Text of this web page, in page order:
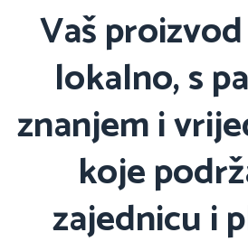
Vaš
lokalno, s
znanjem i
koje
zajednicu i